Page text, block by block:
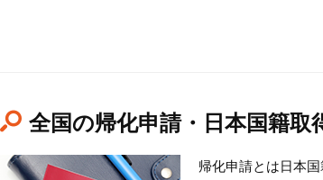
全国の帰化申請・日本国籍
帰化申請とは日本